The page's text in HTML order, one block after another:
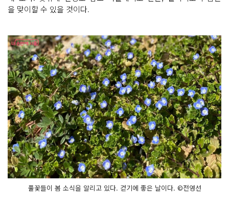
을 맞이할 수 있을 것이다.
풀꽃들이 봄 소식을 알리고 있다. 걷기에 좋은 날이다. ©전영선